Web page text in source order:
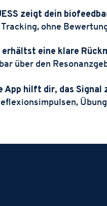
zeigt dein
ohne
erhältst eine klare
über den
App hilft dir, das